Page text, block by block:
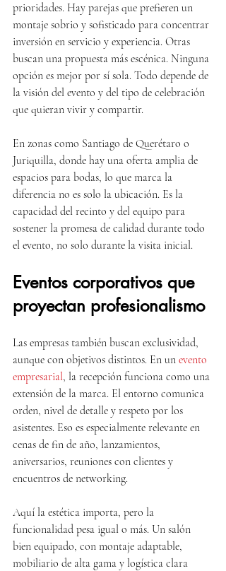
prioridades. Hay parejas que prefieren un
montaje sobrio y sofisticado para concentrar
inversión en servicio y experiencia. Otras
buscan una propuesta más escénica. Ninguna
opción es mejor por sí sola. Todo depende de
la visión del evento y del tipo de celebración
que quieran vivir y compartir.
En zonas como Santiago de Querétaro o
Juriquilla, donde hay una oferta amplia de
espacios para bodas, lo que marca la
diferencia no es solo la ubicación. Es la
capacidad del recinto y del equipo para
sostener la promesa de calidad durante todo
el evento, no solo durante la visita inicial.
Eventos corporativos que
proyectan profesionalismo
Las empresas también buscan exclusividad,
aunque con objetivos distintos. En un evento
empresarial, la recepción funciona como una
extensión de la marca. El entorno comunica
orden, nivel de detalle y respeto por los
asistentes. Eso es especialmente relevante en
cenas de fin de año, lanzamientos,
aniversarios, reuniones con clientes y
encuentros de networking.
Aquí la estética importa, pero la
funcionalidad pesa igual o más. Un salón
bien equipado, con montaje adaptable,
mobiliario de alta gama y logística clara